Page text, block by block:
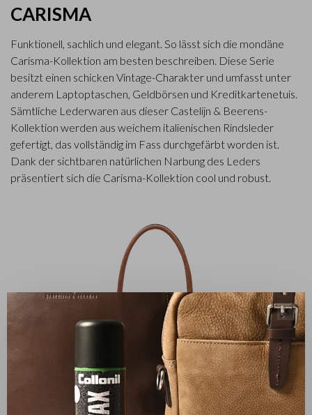
CARISMA
Funktionell, sachlich und elegant. So lässt sich die mondäne
Carisma-Kollektion am besten beschreiben. Diese Serie
besitzt einen schicken Vintage-Charakter und umfasst unter
anderem Laptoptaschen, Geldbörsen und Kreditkartenetuis.
Sämtliche Lederwaren aus dieser Castelijn & Beerens-
Kollektion werden aus weichem italienischen Rindsleder
gefertigt, das vollständig im Fass durchgefärbt worden ist.
Dank der sichtbaren natürlichen Narbung des Leders
präsentiert sich die Carisma-Kollektion cool und robust.
✕